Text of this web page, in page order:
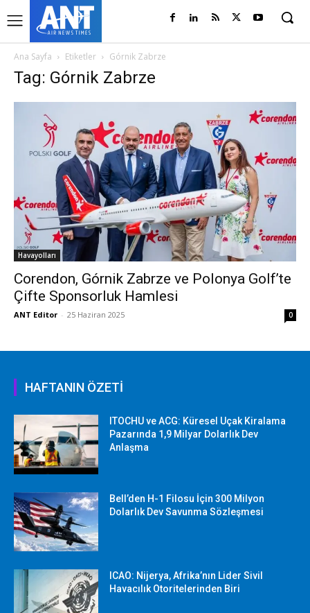
Ana Sayfa Etiketler Górnik Zabrze
Tag: Górnik Zabrze
Havayolları
Corendon, Górnik Zabrze ve Polonya Golf’te
Çifte Sponsorluk Hamlesi
ANT Editor - 25 Haziran 2025 0
HAFTANIN ÖZETİ
ITOCHU ve ACG: Küresel Uçak Kiralama
Pazarında 1,9 Milyar Dolarlık Dev
Anlaşma
Bell’den H-1 Filosu İçin 300 Milyon
Dolarlık Dev Savunma Sözleşmesi
ICAO: Nijerya, Afrika’nın Lider Sivil
Havacılık Otoritelerinden Biri